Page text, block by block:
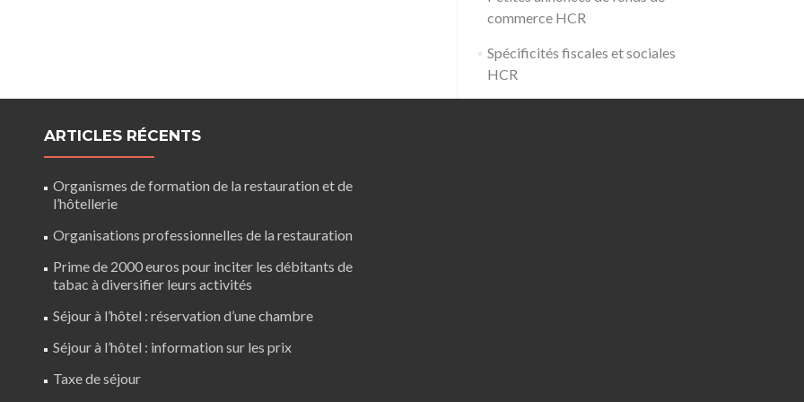
commerce HCR
Spécificités fiscales et sociales
HCR
ARTICLES RÉCENTS
Organismes de formation de la restauration et de
l’hôtellerie
Organisations professionnelles de la restauration
Prime de 2000 euros pour inciter les débitants de
tabac à diversifier leurs activités
Séjour à l’hôtel : réservation d’une chambre
Séjour à l’hôtel : information sur les prix
Taxe de séjour